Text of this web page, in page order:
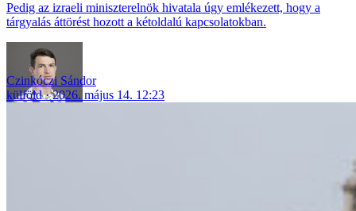
Pedig az izraeli miniszterelnök hivatala úgy emlékezett, hogy a
tárgyalás áttörést hozott a kétoldalú kapcsolatokban.
Czinkóczi Sándor
külföld
2026. május 14. 12:23